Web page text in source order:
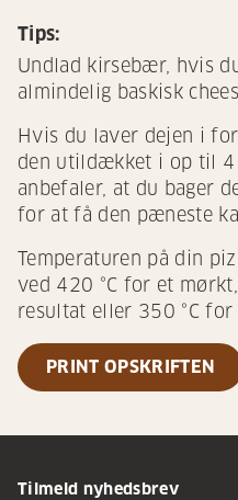
Tips:
Undlad kirsebær, hvis
almindelig baskisk
Hvis du laver dejen i
den utildækket i op til 4
anbefaler, at du bager
for at få den pæneste
Temperaturen på din
ved 420 °C for et
resultat eller 350 °C
PRINT OPSKRIFTEN
Tilmeld nyhedsbrev